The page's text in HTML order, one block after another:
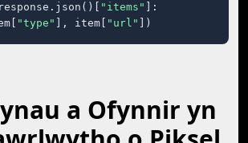
"items"
]:
"type" ], item[ "url" ])
a Ofynnir yn